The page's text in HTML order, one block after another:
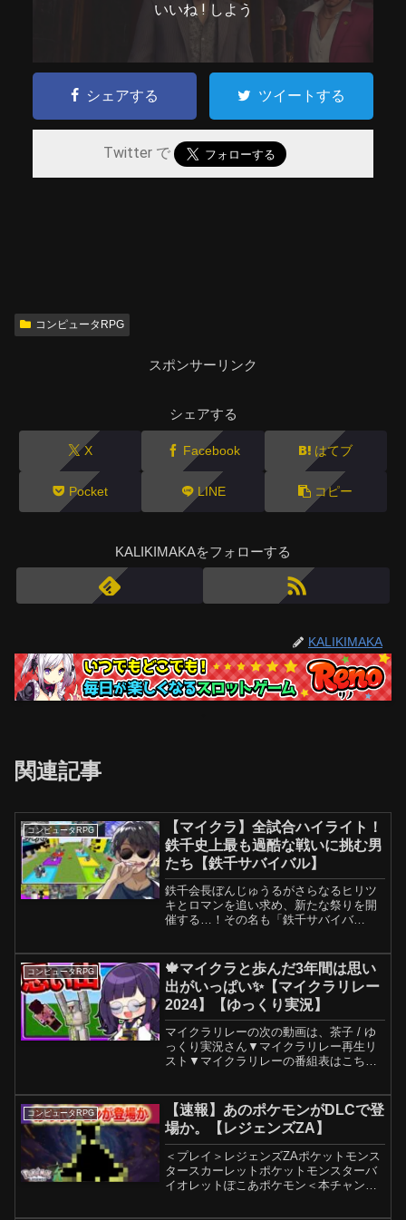
いいね ! しよう
シェアする ツイートする
Twitter で
コンピュータRPG
スポンサーリンク
シェアする
X Facebook はてブ
Pocket LINE コピー
KALIKIMAKAをフォローする
KALIKIMAKA
関連記事
コンピュータRPG
【マイクラ】全試合ハイライト！
鉄千史上最も過酷な戦いに挑む男
たち【鉄千サバイバル】
鉄千会長ぼんじゅうるがさらなるヒリツ
キとロマンを追い求め、新たな祭りを開
催する…！その名も「鉄千サバイバ
なす」【チャンネル登録してくれるとモ
チベ⤴︎】よろしくお願いしま...
コンピュータRPG
🍁マイクラと歩んだ3年間は思い
出がいっぱい✨【マイクラリレー
2024】【ゆっくり実況】
マイクラリレーの次の動画は、茶子 / ゆ
っくり実況さん▼マイクラリレー再生リ
スト▼マイクラリレーの番組表はこちら
@OSHACRA さん【お借りした配布ワー
ルド】この動画で使...
コンピュータRPG
【速報】あのポケモンがDLCで登
場か。【レジェンズZA】
＜プレイ＞レジェンズZAポケットモンス
タースカーレットポケットモンスターバ
イオレットぽこあポケモン＜本チャンネ